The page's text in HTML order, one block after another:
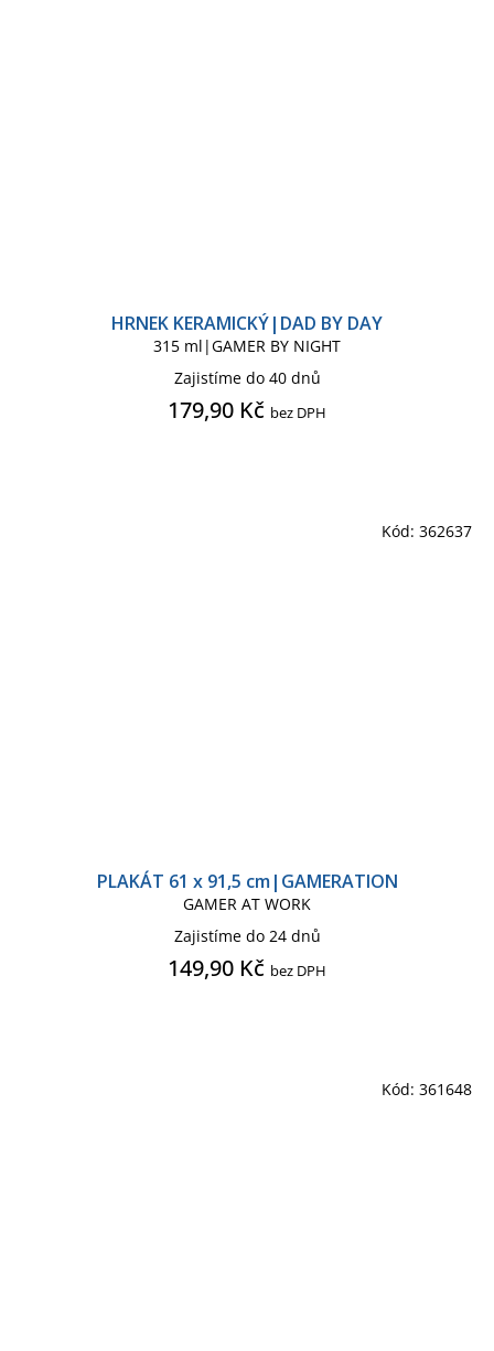
HRNEK KERAMICKÝ|DAD BY DAY
315 ml|GAMER BY NIGHT
Zajistíme do 40 dnů
179,90 Kč bez DPH
PLAKÁT 61 x 91,5 cm|GAMERATION
GAMER AT WORK
Zajistíme do 24 dnů
149,90 Kč bez DPH
Kód: 362637
Kód: 361648